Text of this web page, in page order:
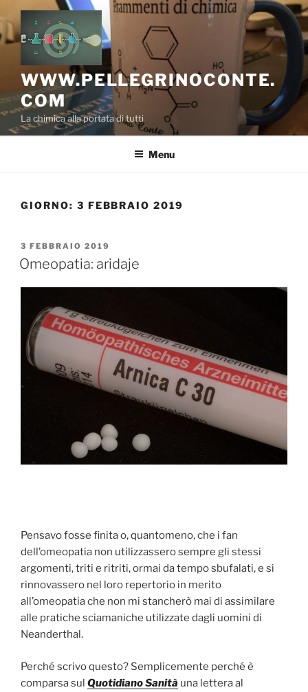
Salta
al
contenuto
WWW.PELLEGRINOCONTE.
COM
La chimica alla portata di tutti
Menu
GIORNO: 3 FEBBRAIO 2019
PUBBLICATO
IL
3 FEBBRAIO 2019
Omeopatia: aridaje
Pensavo fosse finita o, quantomeno, che i fan
dell’omeopatia non utilizzassero sempre gli stessi
argomenti, triti e ritriti, ormai da tempo sbufalati, e si
rinnovassero nel loro repertorio in merito
all’omeopatia che non mi stancherò mai di assimilare
alle pratiche sciamaniche utilizzate dagli uomini di
Neanderthal.
Perché scrivo questo? Semplicemente perché è
comparsa sul Quotidiano Sanità una lettera al